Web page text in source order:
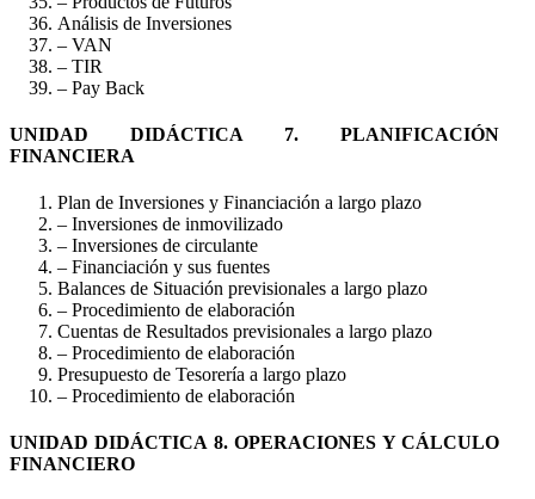
Análisis de Inversiones
– VAN
– TIR
– Pay Back
UNIDAD DIDÁCTICA 7. PLANIFICACIÓN
FINANCIERA
Plan de Inversiones y Financiación a largo plazo
– Inversiones de inmovilizado
– Inversiones de circulante
– Financiación y sus fuentes
Balances de Situación previsionales a largo plazo
– Procedimiento de elaboración
Cuentas de Resultados previsionales a largo plazo
– Procedimiento de elaboración
Presupuesto de Tesorería a largo plazo
– Procedimiento de elaboración
UNIDAD DIDÁCTICA 8. OPERACIONES Y CÁLCULO
FINANCIERO